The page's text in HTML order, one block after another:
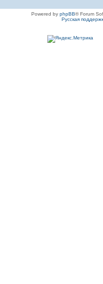
Powered by phpBB® Forum
Русская